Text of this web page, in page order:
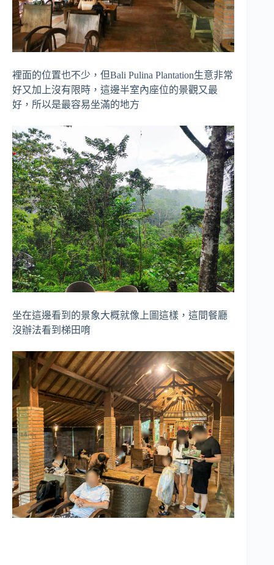
裡面的位置也不少，但Bali Pulina Plantation生意非常
好又加上沒有限時，這邊半室內座位的景觀又最
好，所以是最容易坐滿的地方
坐在這邊看到的景象大概就像上圖這樣，這間餐廳
沒辦法看到梯田唷